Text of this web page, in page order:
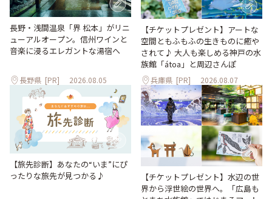
長野・浅間温泉「界 松本」がリニ
ューアルオープン。信州ワインと
音楽に浸るエレガントな湯宿へ
長野県 [PR] 2026.08.05
【チケットプレゼント】アートな
空間ともふもふの生きものに癒や
されて♪ 大人も楽しめる神戸の水
族館「átoa」と周辺さんぽ
兵庫県 [PR] 2026.08.07
【旅先診断】あなたの“いま”にぴ
ったりな旅先が見つかる♪
【チケットプレゼント】水辺の世
界から浮世絵の世界へ。「広島も